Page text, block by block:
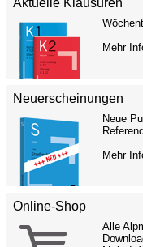
Aktuelle Klausuren
Mehr
Neuerscheinungen
Neue
Mehr
Online-Shop
Alle